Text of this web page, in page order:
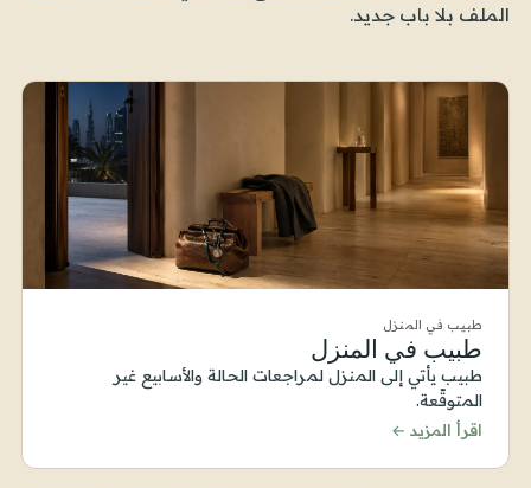
الملف بلا باب جديد.
طبيب في المنزل
طبيب في المنزل
طبيب يأتي إلى المنزل لمراجعات الحالة والأسابيع غير
المتوقّعة.
اقرأ المزيد ←